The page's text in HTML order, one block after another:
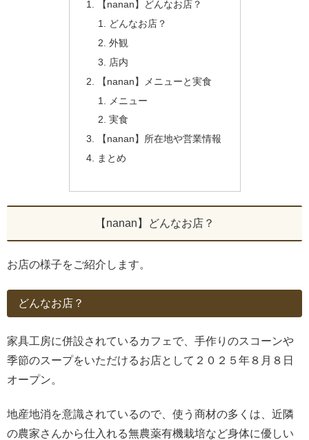
【nanan】どんなお店？
どんなお店？
外観
店内
【nanan】メニューと実食
メニュー
実食
【nanan】所在地や営業情報
まとめ
【nanan】どんなお店？
お店の様子をご紹介します。
どんなお店？
家具工房に併設されているカフェで、手作りのスコーンや
季節のスープをいただけるお店として２０２５年８月８日
オープン。
地産地消を意識されているので、使う商材の多くは、近隣
の農家さんから仕入れる無農薬有機栽培など身体に優しい